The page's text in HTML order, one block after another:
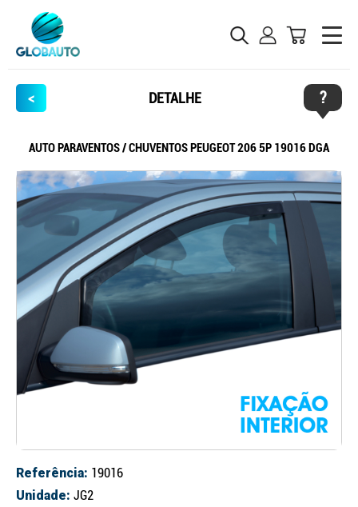
< DETALHE ?
AUTO PARAVENTOS / CHUVENTOS PEUGEOT 206 5P 19016 DGA
Referência: 19016
Unidade: JG2